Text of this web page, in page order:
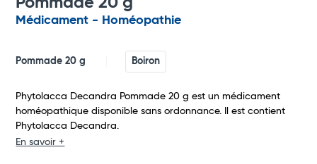
Total
Pommade 20 g
Médicament - Homéopathie
Pommade 20 g Boiron
Phytolacca Decandra Pommade 20 g est un médicament
homéopathique disponible sans ordonnance. Il est contient
Phytolacca Decandra.
En savoir +